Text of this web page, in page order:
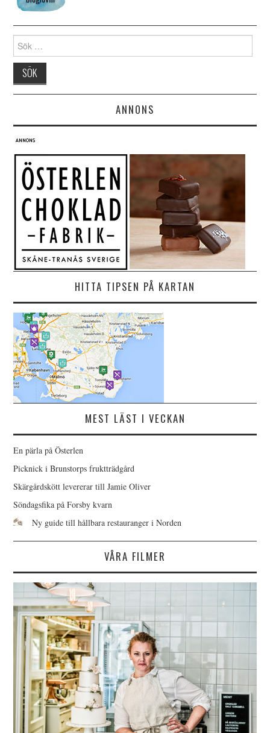
Search for:
ANNONS
HITTA TIPSEN PÅ KARTAN
MEST LÄST I VECKAN
En pärla på Österlen
Picknick i Brunstorps fruktträdgård
Skärgårdskött levererar till Jamie Oliver
Söndagsfika på Forsby kvarn
Ny guide till hållbara restauranger i Norden
VÅRA FILMER